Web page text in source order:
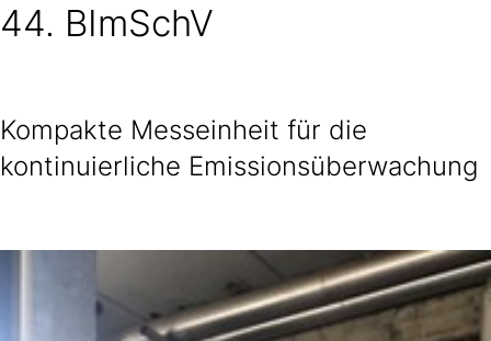
44. BImSchV
Kompakte Messeinheit für die
kontinuierliche Emissionsüberwachung